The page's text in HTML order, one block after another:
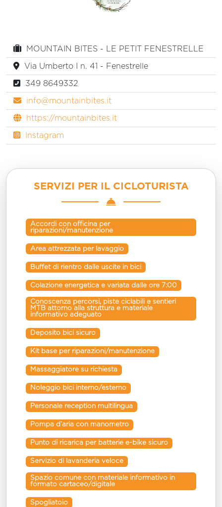
MOUNTAIN BITES - LE PETIT FENESTRELLE
Via Umberto I n. 41 - Fenestrelle
349 8649332
info@mountainbites.it
https://mountainbites.it
Instagram
SERVIZI PER IL CICLOTURISTA
Accordi con officina per
riparazioni/manutenzione
Area attrezzata per lavaggio
Buffet di rientro dalle uscite in bici
Colazione energetica e variata dalle ore 7:00
Conoscenza percorsi, piste ciclabili e sentieri
MTB attorno alla struttura e materiale
informativo adeguato
Deposito bici sicuro
Kit base per riparazioni/manutenzione
Massaggiatore su richiesta
Noleggio bici interno/esterno
Personale reception multilingua
Pompa d’aria con manometro
Punto di ricarica per batterie e-bike sicuro
Servizio di lavanderia veloce
Spazio comune con materiale informativo in
formato cartaceo/digitale
Spogliatoio